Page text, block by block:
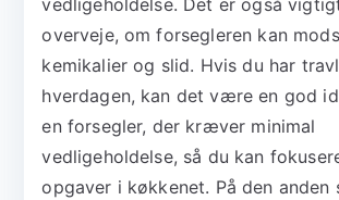
vedligeholdelse. Det er også
overveje, om forsegleren kan
kemikalier og slid. Hvis du har
hverdagen, kan det være en god
en forsegler, der kræver minimal
vedligeholdelse, så du kan
opgaver i køkkenet. På den anden